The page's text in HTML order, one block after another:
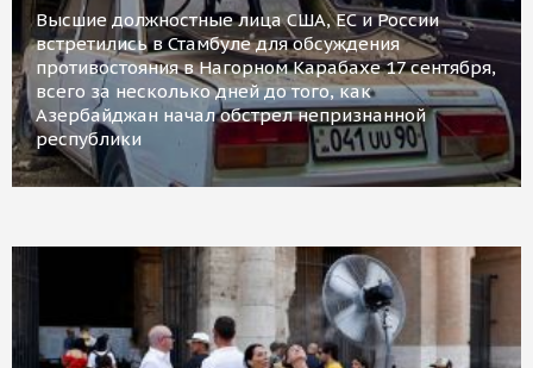
Высшие должностные лица США, ЕС и России
встретились в Стамбуле для обсуждения
противостояния в Нагорном Карабахе 17 сентября,
всего за несколько дней до того, как
Азербайджан начал обстрел непризнанной
республики